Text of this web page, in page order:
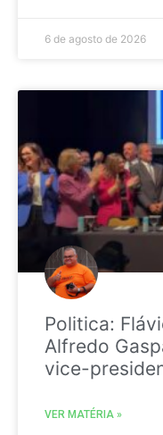
6 de agosto de 2026
Politica:
Alfredo
vice-
VER MATÉRIA »